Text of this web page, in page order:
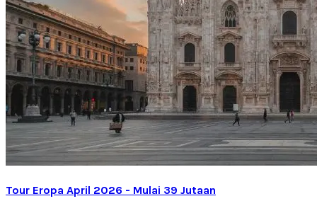
Tour Eropa April 2026 - Mulai 39 Jutaan